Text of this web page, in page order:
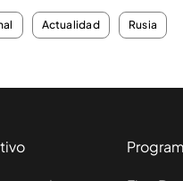
Actualidad Rusia